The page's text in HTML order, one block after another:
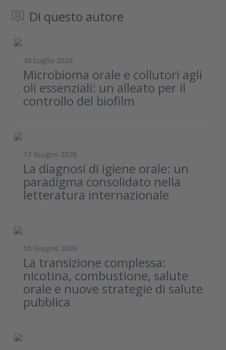
Di questo autore
30 Luglio 2026
Microbioma orale e collutori agli
oli essenziali: un alleato per il
controllo del biofilm
17 Giugno 2026
La diagnosi di igiene orale: un
paradigma consolidato nella
letteratura internazionale
05 Giugno 2026
La transizione complessa:
nicotina, combustione, salute
orale e nuove strategie di salute
pubblica